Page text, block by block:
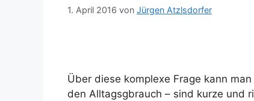
1. April 2016 von Jürgen Atzlsdorfer
Über diese komplexe Frage kann
den Alltagsgbrauch – sind kurze und